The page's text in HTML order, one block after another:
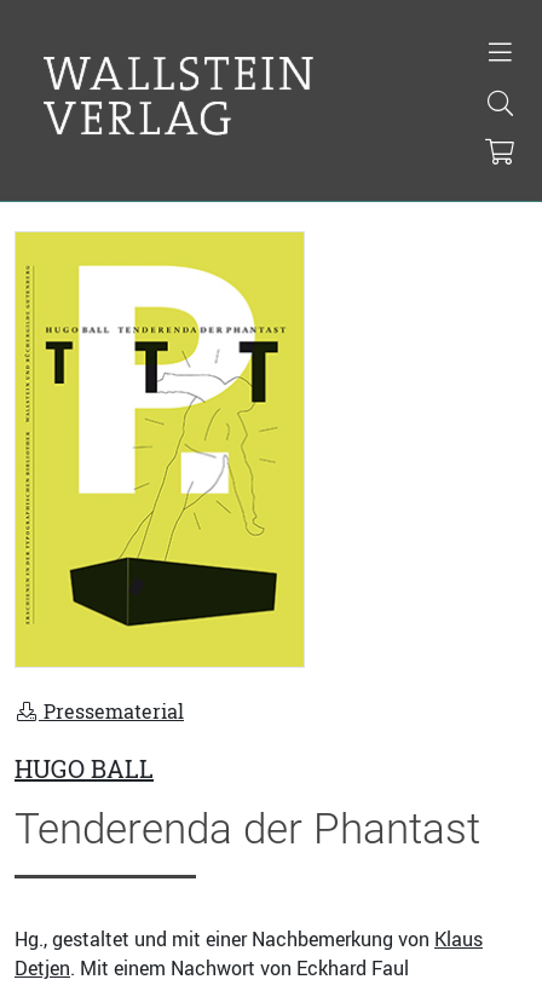
Pressematerial
HUGO BALL
Tenderenda der Phantast
Hg., gestaltet und mit einer Nachbemerkung von Klaus
Detjen. Mit einem Nachwort von Eckhard Faul